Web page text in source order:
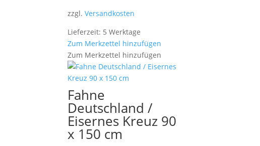
zzgl.Versandkosten
Lieferzeit: 5 Werktage
Zum Merkzettel hinzufügen
Zum Merkzettel hinzufügen
Fahne
Deutschland /
Eisernes Kreuz 90
x 150 cm